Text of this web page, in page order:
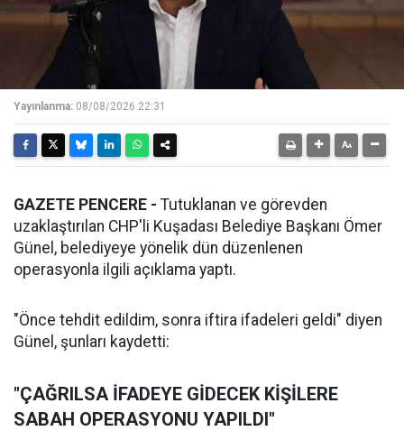
Yayınlanma: 08/08/2026 22:31
GAZETE PENCERE - Tutuklanan ve görevden
uzaklaştırılan CHP'li Kuşadası Belediye Başkanı Ömer
Günel, belediyeye yönelik dün düzenlenen
operasyonla ilgili açıklama yaptı.
"Önce tehdit edildim, sonra iftira ifadeleri geldi" diyen
Günel, şunları kaydetti:
"ÇAĞRILSA İFADEYE GİDECEK KİŞİLERE
SABAH OPERASYONU YAPILDI"